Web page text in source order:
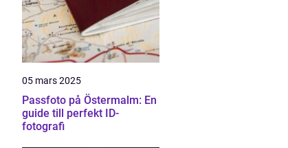
05 mars 2025
Passfoto på Östermalm: En
guide till perfekt ID-
fotografi